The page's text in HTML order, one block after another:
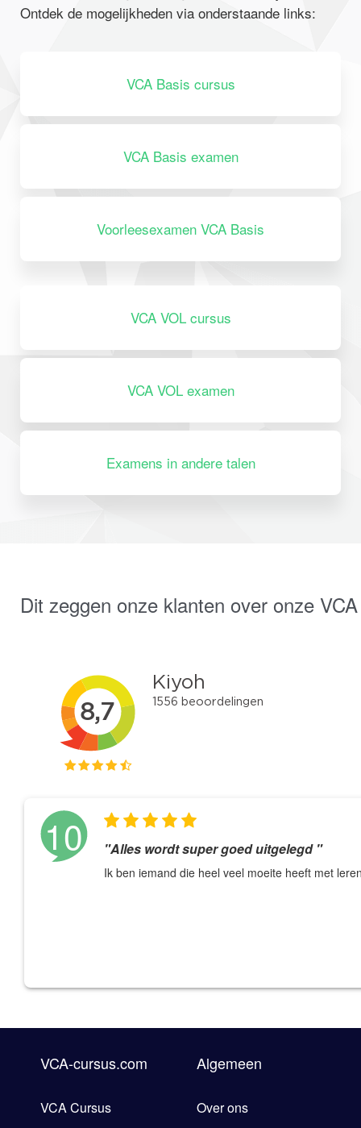
Ontdek de mogelijkheden via onderstaande links:
VCA Basis cursus
VCA Basis examen
Voorleesexamen VCA Basis
VCA VOL cursus
VCA VOL examen
Examens in andere talen
Dit zeggen onze klanten over onze
10 "Alles wordt super goed uitgelegd "
Ik ben iemand die heel veel moeite heeft met
VCA-cursus.com
VCA Cursus
Algemeen
Over ons